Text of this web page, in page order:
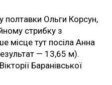
полтавки Ольги Корсун,
стрибку з
місце тут посіла Анна
— 13,65 м).
Баранівської